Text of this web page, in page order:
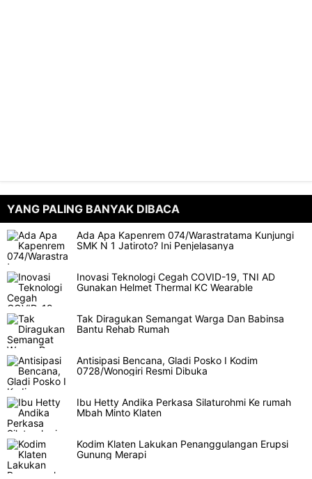
YANG PALING BANYAK DIBACA
Ada Apa Kapenrem 074/Warastratama Kunjungi
SMK N 1 Jatiroto? Ini Penjelasanya
Inovasi Teknologi Cegah COVID-19, TNI AD
Gunakan Helmet Thermal KC Wearable
Tak Diragukan Semangat Warga Dan Babinsa
Bantu Rehab Rumah
Antisipasi Bencana, Gladi Posko I Kodim
0728/Wonogiri Resmi Dibuka
Ibu Hetty Andika Perkasa Silaturohmi Ke rumah
Mbah Minto Klaten
Kodim Klaten Lakukan Penanggulangan Erupsi
Gunung Merapi